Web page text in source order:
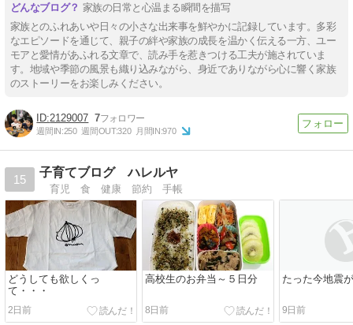
家族の日常と心温まる瞬間を描写
家族とのふれあいや日々の小さな出来事を鮮やかに記録しています。多彩
なエピソードを通じて、親子の絆や家族の成長を温かく伝える一方、ユー
モアと愛情があふれる文章で、読み手を惹きつける工夫が施されていま
す。地域や季節の風景も織り込みながら、身近でありながら心に響く家族
のストーリーをお楽しみください。
2129007 7
週間IN:250 週間OUT:320 月間IN:970
15
子育てブログ ハレルヤ
育児 食 健康 節約 手帳
どうしても欲しくっ
て・・・
2日前
高校生のお弁当～５日分
8日前
たった今地震
9日前